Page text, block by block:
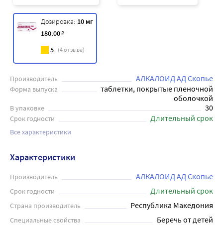
Дозировка: 10 мг
180.00₽
5 (4отзыва)
Производитель АЛКАЛОИД АД Скопье
Форма выпуска
таблетки, покрытые пленочной
оболочкой
В упаковке 30
Срок годности Длительный срок
Все характеристики
Характеристики
Производитель АЛКАЛОИД АД Скопье
Срок годности Длительный срок
Страна производитель Республика Македония
Специальные свойства Беречь от детей